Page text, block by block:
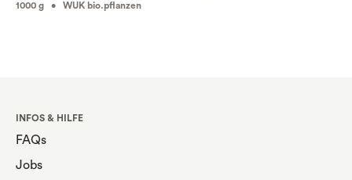
1000 g • WUK bio.pflanzen
INFOS & HILFE
FAQs
Jobs